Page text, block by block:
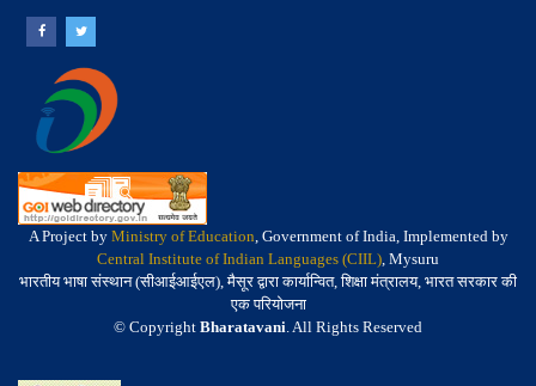
A Project by Ministry of Education, Government of India, Implemented by
Central Institute of Indian Languages (CIIL), Mysuru
भारतीय भाषा संस्थान (सीआईआईएल), मैसूर द्वारा कार्यान्वित, शिक्षा मंत्रालय, भारत सरकार की
एक परियोजना
© Copyright Bharatavani. All Rights Reserved